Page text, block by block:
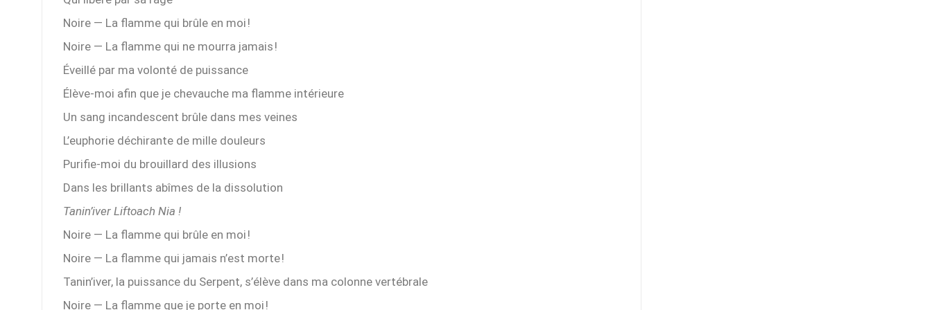
Noire — La flamme qui brûle en moi !
Noire — La flamme qui ne mourra jamais !
Éveillé par ma volonté de puissance
Élève-moi afin que je chevauche ma flamme intérieure
Un sang incandescent brûle dans mes veines
L’euphorie déchirante de mille douleurs
Purifie-moi du brouillard des illusions
Dans les brillants abîmes de la dissolution
Tanin’iver Liftoach Nia !
Noire — La flamme qui brûle en moi !
Noire — La flamme qui jamais n’est morte !
Tanin’iver, la puissance du Serpent, s’élève dans ma colonne vertébrale
Noire — La flamme que je porte en moi !